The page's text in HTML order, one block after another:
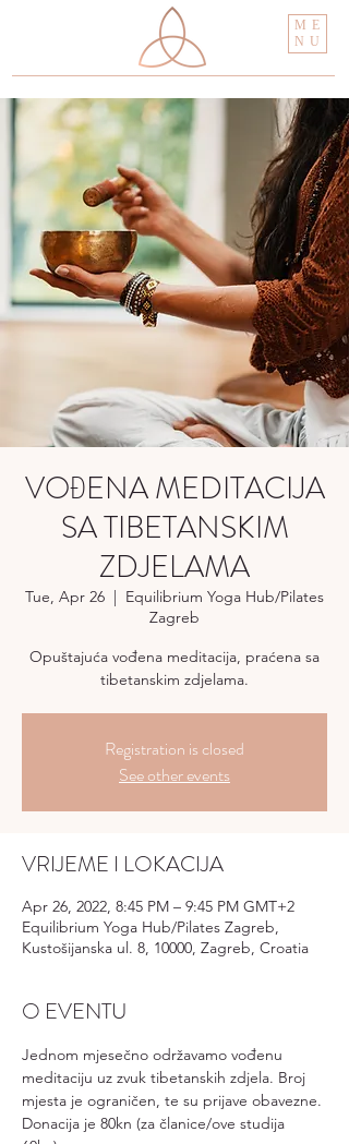
ME
NU
VOĐENA MEDITACIJA
SA TIBETANSKIM
ZDJELAMA
Tue, Apr 26
  |
Equilibrium Yoga Hub/Pilates
Zagreb
Opuštajuća vođena meditacija, praćena sa
tibetanskim zdjelama.
Registration is closed
See other events
VRIJEME I LOKACIJA
Apr 26, 2022, 8:45 PM – 9:45 PM GMT+2
Equilibrium Yoga Hub/Pilates Zagreb,
Kustošijanska ul. 8, 10000, Zagreb, Croatia
O EVENTU
Jednom mjesečno održavamo vođenu
meditaciju uz zvuk tibetanskih zdjela. Broj
mjesta je ograničen, te su prijave obavezne.
Donacija je 80kn (za članice/ove studija